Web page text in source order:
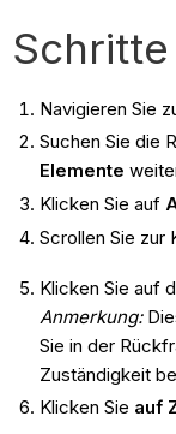
Schritte
Navigieren Sie
Suchen Sie die
Elemente
Klicken Sie auf
Scrollen Sie zur
Klicken Sie auf
Anmerkung:
Sie in der
Zuständigkeit
Klicken Sie auf